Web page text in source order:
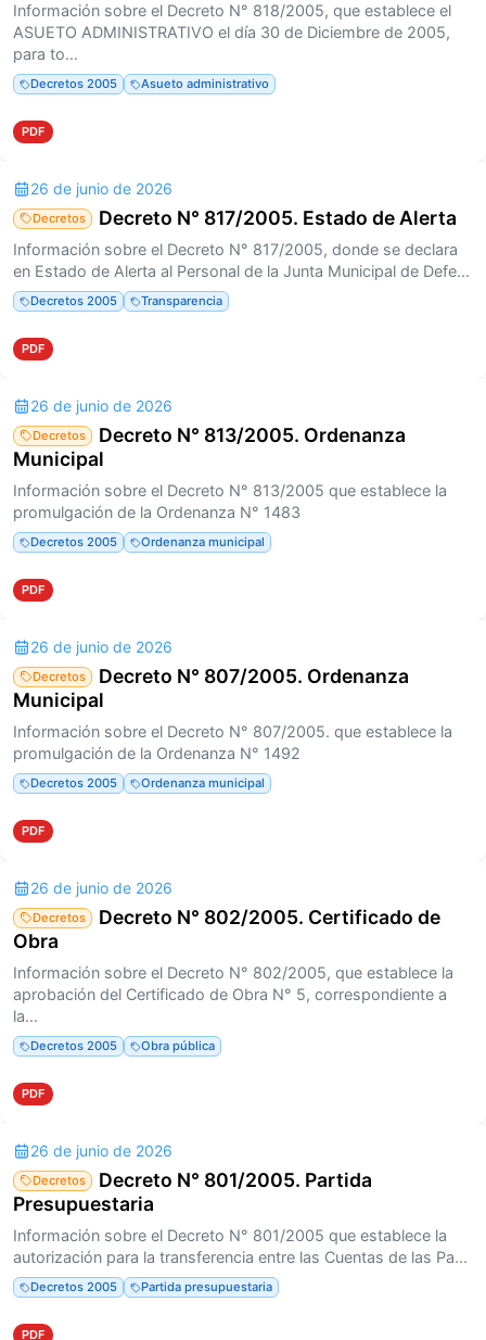
Información sobre el Decreto N° 818/2005, que establece el
ASUETO ADMINISTRATIVO el día 30 de Diciembre de 2005,
para to...
Decretos 2005 Asueto administrativo
PDF
26 de junio de 2026
Decretos Decreto N° 817/2005. Estado de Alerta
Información sobre el Decreto N° 817/2005, donde se declara
en Estado de Alerta al Personal de la Junta Municipal de Defe...
Decretos 2005 Transparencia
PDF
26 de junio de 2026
Decretos
Decreto N° 813/2005. Ordenanza
Municipal
Información sobre el Decreto N° 813/2005 que establece la
promulgación de la Ordenanza N° 1483
Decretos 2005 Ordenanza municipal
PDF
26 de junio de 2026
Decretos
Decreto N° 807/2005. Ordenanza
Municipal
Información sobre el Decreto N° 807/2005. que establece la
promulgación de la Ordenanza N° 1492
Decretos 2005 Ordenanza municipal
PDF
26 de junio de 2026
Decretos
Decreto N° 802/2005. Certificado de
Obra
Información sobre el Decreto N° 802/2005, que establece la
aprobación del Certificado de Obra N° 5, correspondiente a
la...
Decretos 2005 Obra pública
PDF
26 de junio de 2026
Decretos
Decreto N° 801/2005. Partida
Presupuestaria
Información sobre el Decreto N° 801/2005 que establece la
autorización para la transferencia entre las Cuentas de las Pa...
Decretos 2005 Partida presupuestaria
PDF